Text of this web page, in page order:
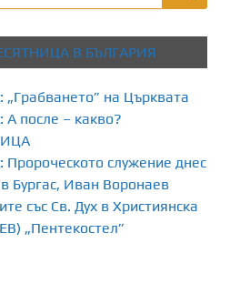
В БЪЛГАРИЯ
„Грабването” на Църквата
А после – какво?
Пророческото служение днес
Бургас, Иван Воронаев
със Св. Дух в Християнска
„Пентекостел”